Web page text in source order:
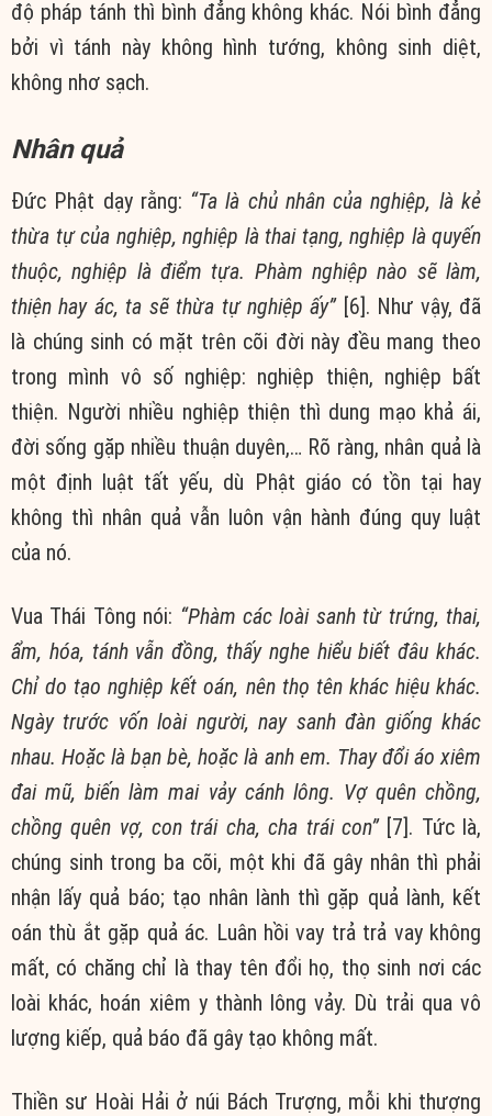
độ pháp tánh thì bình đẳng không khác. Nói bình đẳng
bởi vì tánh này không hình tướng, không sinh diệt,
không nhơ sạch.
Nhân quả
Đức Phật dạy rằng: “Ta là chủ nhân của nghiệp, là kẻ
thừa tự của nghiệp, nghiệp là thai tạng, nghiệp là quyến
thuộc, nghiệp là điểm tựa. Phàm nghiệp nào sẽ làm,
thiện hay ác, ta sẽ thừa tự nghiệp ấy”[6]. Như vậy, đã
là chúng sinh có mặt trên cõi đời này đều mang theo
trong mình vô số nghiệp: nghiệp thiện, nghiệp bất
thiện. Người nhiều nghiệp thiện thì dung mạo khả ái,
đời sống gặp nhiều thuận duyên,… Rõ ràng, nhân quả là
một định luật tất yếu, dù Phật giáo có tồn tại hay
không thì nhân quả vẫn luôn vận hành đúng quy luật
của nó.
Vua Thái Tông nói: “Phàm các loài sanh từ trứng, thai,
ẩm, hóa, tánh vẫn đồng, thấy nghe hiểu biết đâu khác.
Chỉ do tạo nghiệp kết oán, nên thọ tên khác hiệu khác.
Ngày trước vốn loài người, nay sanh đàn giống khác
nhau. Hoặc là bạn bè, hoặc là anh em. Thay đổi áo xiêm
đai mũ, biến làm mai vảy cánh lông. Vợ quên chồng,
chồng quên vợ, con trái cha, cha trái con”[7]. Tức là,
chúng sinh trong ba cõi, một khi đã gây nhân thì phải
nhận lấy quả báo; tạo nhân lành thì gặp quả lành, kết
oán thù ắt gặp quả ác. Luân hồi vay trả trả vay không
mất, có chăng chỉ là thay tên đổi họ, thọ sinh nơi các
loài khác, hoán xiêm y thành lông vảy. Dù trải qua vô
lượng kiếp, quả báo đã gây tạo không mất.
Thiền sư Hoài Hải ở núi Bách Trượng, mỗi khi thượng